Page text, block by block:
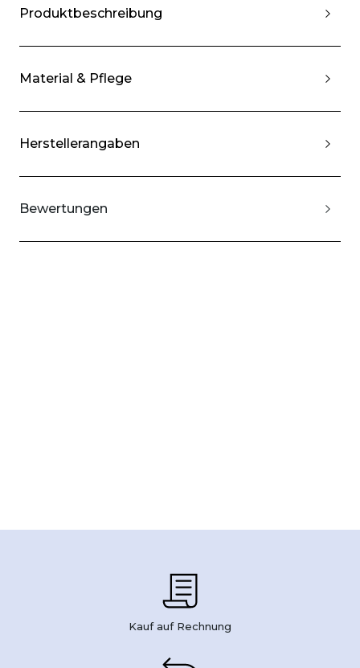
Produktbeschreibung
Material & Pflege
Herstellerangaben
Bewertungen
Kauf auf Rechnung